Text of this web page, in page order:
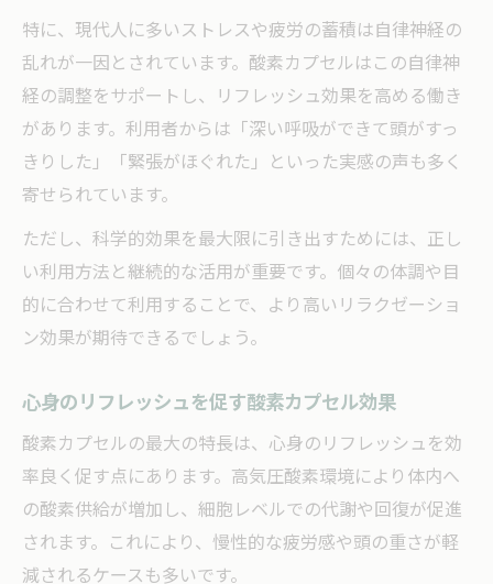
酸素カプセルで実感するストレス改善の声
リラクゼーション効果を高める体感ポイン
ト
ストレス緩和と快眠へ導くリラックス習慣
リラクゼーションでストレスを効率よく緩
和する方法
酸素カプセルが快眠にもたらすリラクゼー
ション効果
深いリラクゼーションが睡眠の質を高める
ストレス緩和と快眠習慣を両立するコツ
リラクゼーション酸素カプセルで目覚め爽
快
高気圧酸素カプセルで感じる深い安らぎ
高気圧酸素カプセルのリラクゼーション効
特に、現代人に多いストレスや疲労の蓄積は自律神経の
乱れが一因とされています。酸素カプセルはこの自律神
経の調整をサポートし、リフレッシュ効果を高める働き
があります。利用者からは「深い呼吸ができて頭がすっ
きりした」「緊張がほぐれた」といった実感の声も多く
寄せられています。
ただし、科学的効果を最大限に引き出すためには、正し
い利用方法と継続的な活用が重要です。個々の体調や目
的に合わせて利用することで、より高いリラクゼーショ
ン効果が期待できるでしょう。
心身のリフレッシュを促す酸素カプセル効果
酸素カプセルの最大の特長は、心身のリフレッシュを効
率良く促す点にあります。高気圧酸素環境により体内へ
の酸素供給が増加し、細胞レベルでの代謝や回復が促進
されます。これにより、慢性的な疲労感や頭の重さが軽
減されるケースも多いです。